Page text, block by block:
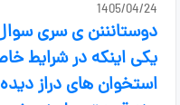
1405/04/24
دوستانننن ی سری
یکی اینکه در شرایط
استخوان های دراز